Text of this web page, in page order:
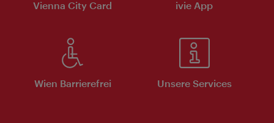
Vienna City Card ivie App
Wien Barrierefrei Unsere Services